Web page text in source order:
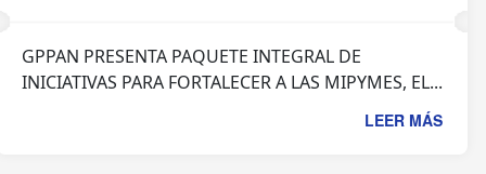
GPPAN PRESENTA PAQUETE INTEGRAL DE
INICIATIVAS PARA FORTALECER A LAS MIPYMES, EL...
LEER MÁS